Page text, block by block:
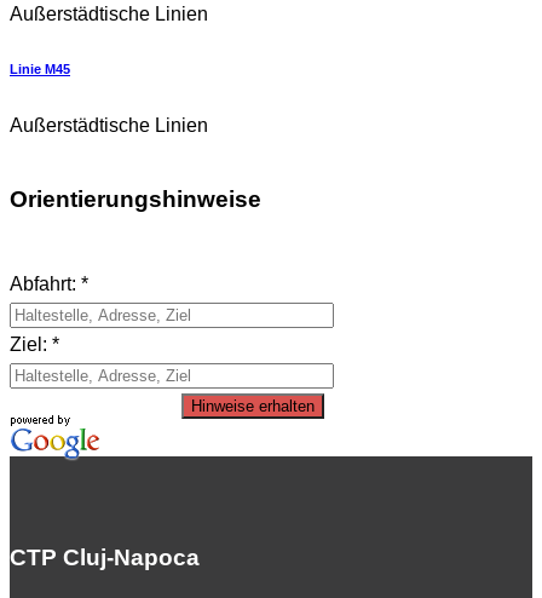
Außerstädtische Linien
Linie M45
Außerstädtische Linien
Orientierungshinweise
Abfahrt: *
Ziel: *
Hinweise erhalten
CTP Cluj-Napoca